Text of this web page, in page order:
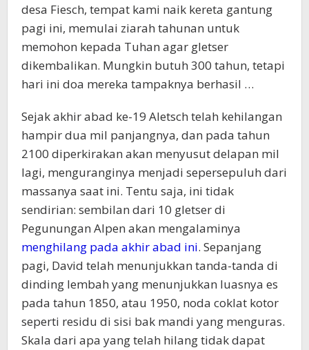
desa Fiesch, tempat kami naik kereta gantung
pagi ini, memulai ziarah tahunan untuk
memohon kepada Tuhan agar gletser
dikembalikan. Mungkin butuh 300 tahun, tetapi
hari ini doa mereka tampaknya berhasil …
Sejak akhir abad ke-19 Aletsch telah kehilangan
hampir dua mil panjangnya, dan pada tahun
2100 diperkirakan akan menyusut delapan mil
lagi, menguranginya menjadi sepersepuluh dari
massanya saat ini. Tentu saja, ini tidak
sendirian: sembilan dari 10 gletser di
Pegunungan Alpen akan mengalaminya
menghilang pada akhir abad ini. Sepanjang
pagi, David telah menunjukkan tanda-tanda di
dinding lembah yang menunjukkan luasnya es
pada tahun 1850, atau 1950, noda coklat kotor
seperti residu di sisi bak mandi yang menguras.
Skala dari apa yang telah hilang tidak dapat